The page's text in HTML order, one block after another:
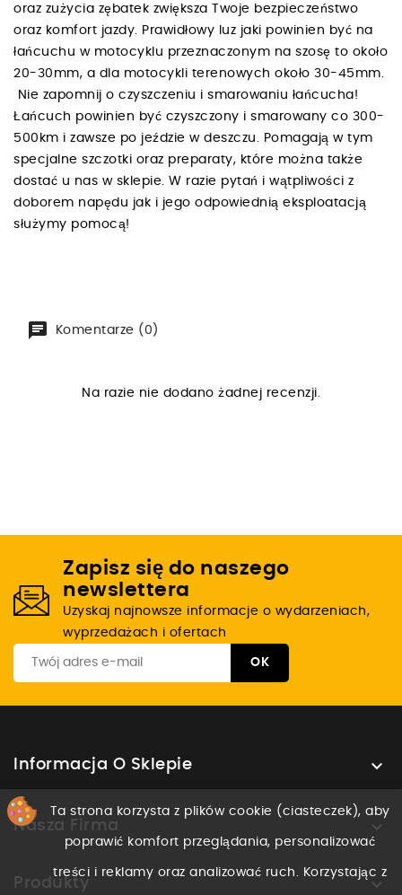
oraz zużycia zębatek zwiększa Twoje bezpieczeństwo
oraz komfort jazdy. Prawidłowy luz jaki powinien być na
łańcuchu w motocyklu przeznaczonym na szosę to około
20-30mm, a dla motocykli terenowych około 30-45mm.
Nie zapomnij o czyszczeniu i smarowaniu łańcucha!
Łańcuch powinien być czyszczony i smarowany co 300-
500km i zawsze po jeździe w deszczu. Pomagają w tym
specjalne szczotki oraz preparaty, które można także
dostać u nas w sklepie. W razie pytań i wątpliwości z
doborem napędu jak i jego odpowiednią eksploatacją
służymy pomocą!
Komentarze (0)
Na razie nie dodano żadnej recenzji.
Zapisz się do naszego
newslettera
Uzyskaj najnowsze informacje o wydarzeniach,
wyprzedażach i ofertach
Informacja O Sklepie 
Nasza Firma 
Produkty 
Ta strona korzysta z plików cookie (ciasteczek), aby
poprawić komfort przeglądania, personalizować
treści i reklamy oraz analizować ruch. Korzystając z